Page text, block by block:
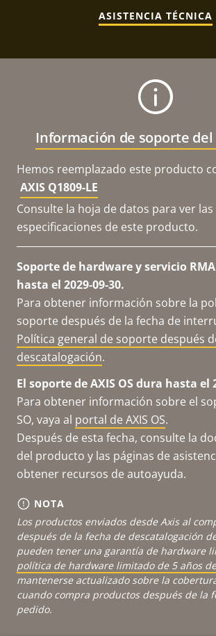
ASISTENCIA TÉCNICA
Información de soporte
Hemos reemplazado este producto
AXIS Q1809-LE
Consulte la hoja de datos para ver las
especificaciones de este producto.
Soporte de hardware y servicio
hasta el 2029-09-30.
Para obtener información sobre la
soporte después de la fecha de
Política general de soporte después
descatalogación.
El soporte de AXIS OS dura hasta el
Para obtener información sobre el
SO, vaya al portal de AXIS OS.
Después de esta fecha, consulte la
del producto y las páginas de
obtener recursos de autoayuda.
NOTA
Los productos enviados desde Axis al
después de la fecha de descatalogación
pueden tener una garantía de hardware
política de hardware limitado de 5 años
mantenerse actualizado sobre la
cuando compra productos después de la
pedido.